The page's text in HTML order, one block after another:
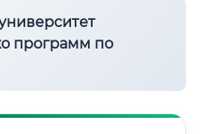
программ по